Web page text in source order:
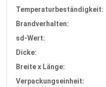
Temperaturbeständigkeit:
Brandverhalten:
sd-Wert:
Dicke:
Breite x Länge:
Verpackungseinheit: